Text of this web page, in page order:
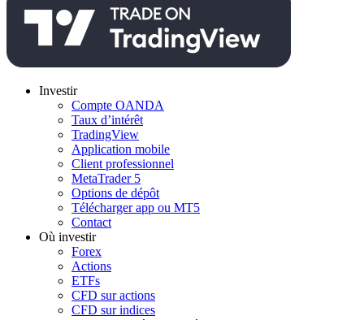
Investir
Compte OANDA
Taux d’intérêt
TradingView
Application mobile
Client professionnel
MetaTrader 5
Options de dépôt
Télécharger app ou MT5
Contact
Où investir
Forex
Actions
ETFs
CFD sur actions
CFD sur indices